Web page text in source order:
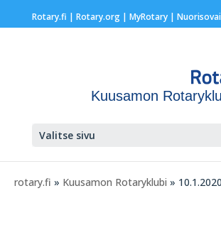
Rotary.fi | Rotary.org| MyRotary |
Kuusamon
Valitse sivu
rotary.fi » Kuusamon Rotaryklubi »